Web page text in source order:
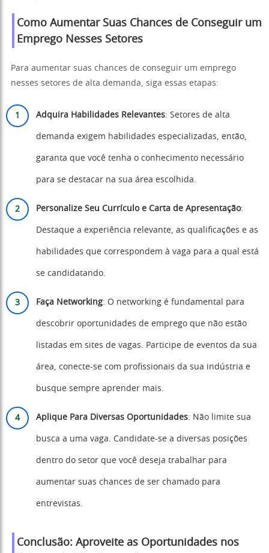
Como Aumentar Suas Chances de Conseguir um
Emprego Nesses Setores
Para aumentar suas chances de conseguir um emprego
nesses setores de alta demanda, siga essas etapas:
Adquira Habilidades Relevantes: Setores de alta
demanda exigem habilidades especializadas, então,
garanta que você tenha o conhecimento necessário
para se destacar na sua área escolhida.
Personalize Seu Currículo e Carta de Apresentação:
Destaque a experiência relevante, as qualificações e as
habilidades que correspondem à vaga para a qual está
se candidatando.
Faça Networking: O networking é fundamental para
descobrir oportunidades de emprego que não estão
listadas em sites de vagas. Participe de eventos da sua
área, conecte-se com profissionais da sua indústria e
busque sempre aprender mais.
Aplique Para Diversas Oportunidades: Não limite sua
busca a uma vaga. Candidate-se a diversas posições
dentro do setor que você deseja trabalhar para
aumentar suas chances de ser chamado para
entrevistas.
Conclusão: Aproveite as Oportunidades nos